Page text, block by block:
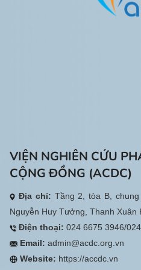
VIỆN NGHIÊN CỨU
CỘNG ĐỒNG (ACDC)
Địa chỉ: Tầng 2, tòa B,
Nguyễn Huy Tưởng, Thanh Xuân
Điện thoại: 024 6675 3946/
Email: admin@acdc.org.vn
Website: https://accdc.vn